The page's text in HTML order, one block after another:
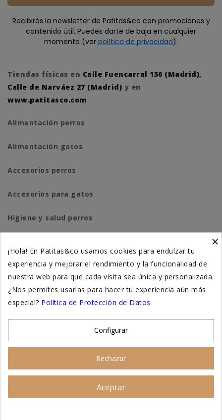
Recibirás la newsletter de Patitas&co con promociones y
contenido útil. Puedes darte de baja en cualquier
momento (ver política de privacidad).
Tiendas físicas en Calle Fuencarral 156 (Madrid),
Calle de Narváez 27 (Madrid) y en
www.patitasco.com
Alimentación perros
Alimentación gatos
Accesorios perros
Accesorios para gatos
Higiene y salud perros
Suplementación natural
Otros
×
¡Hola! En Patitas&co usamos cookies para endulzar tu
experiencia y mejorar el rendimiento y la funcionalidad de
nuestra web para que cada visita sea única y personalizada.
¿Nos permites usarlas para hacer tu experiencia aún más
especial? Política de Protección de Datos
Configurar
Rechazar
Aceptar